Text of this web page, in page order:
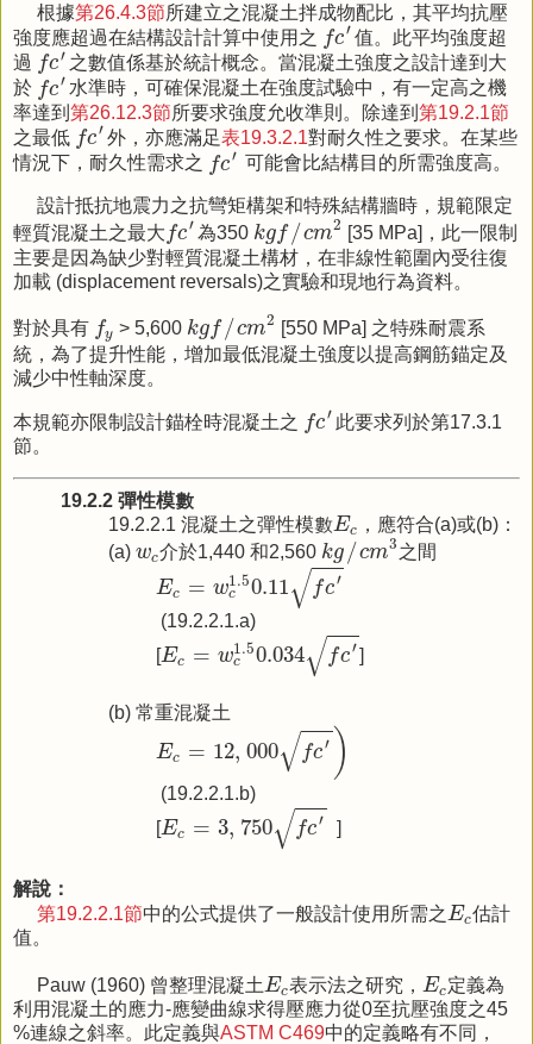
根據第26.4.3節所建立之混凝土拌成物配比，其平均抗壓
強度應超過在結構設計計算中使用之 fc′
fc′ 值。此平均強度超
過 fc′
fc′ 之數值係基於統計概念。當混凝土強度之設計達到大
於 fc′
fc′ 水準時，可確保混凝土在強度試驗中，有一定高之機
率達到 第26.12.3節所要求強度允收準則。除達到 第19.2.1節
之最低 fc′
fc′ 外，亦應滿足表19.3.2.1對耐久性之要求。在某些
情況下，耐久性需求之 fc′
fc′ 可能會比結構目的所需強度高。
設計抵抗地震力之抗彎矩構架和特殊結構牆時，規範限定
輕質混凝土之最大 fc′
fc′ 為350 kgf /cm2
kgf/cm2
[35 MPa]，此一限制
主要是因為缺少對輕質混凝土構材，在非線性範圍內受往復
加載 (displacement reversals)之實驗和現地行為資料。
對於具有 fy
y > 5,600 kgf /cm2
k f/ c 2
[550 MPa] 之特殊耐震系
統，為了提升性能，增加最低混凝土強度以提高鋼筋錨定及
減少中性軸深度。
本規範亦限制設計錨栓時混凝土之 fc′
c
此要求列於第17.3.1
節。
19.2.2 彈性模數
19.2.2.1 混凝土之彈性模數Ec
Ec
，應符合(a)或(b)：
(a) wc
w c介於1,440 和2,560 kg /cm3
kg/c m3
之間
Ec = w1.5
c 0.11√fc′
Ec=w c 1.50.11fc′
(19.2.2.1.a)
[Ec = w1.5
c 0.034√fc′
Ec=wc1.5 fc′
]
(b) 常重混凝土
Ec = 12, 000√fc′ )
Ec=12,000
(19.2.2.1.b)
[Ec = 3, 750√fc′
Ec=3,750
]
解說：
第19.2.2.1節中的公式提供了一般設計使用所需之Ec
Ec 估計
值。
Pauw (1960) 曾整理混凝土Ec
Ec 表示法之研究， Ec
Ec定義為
利用混凝土的應力-應變曲線求得壓應力從0至抗壓強度之45
%連線之斜率。此定義與ASTM C469中的定義略有不同，